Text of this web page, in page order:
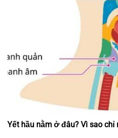
Yết hầu nằm ở đâu? Vì sao